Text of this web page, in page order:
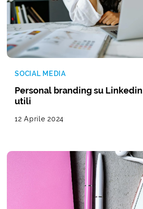
SOCIAL MEDIA
Personal branding su
utili
12 Aprile 2024